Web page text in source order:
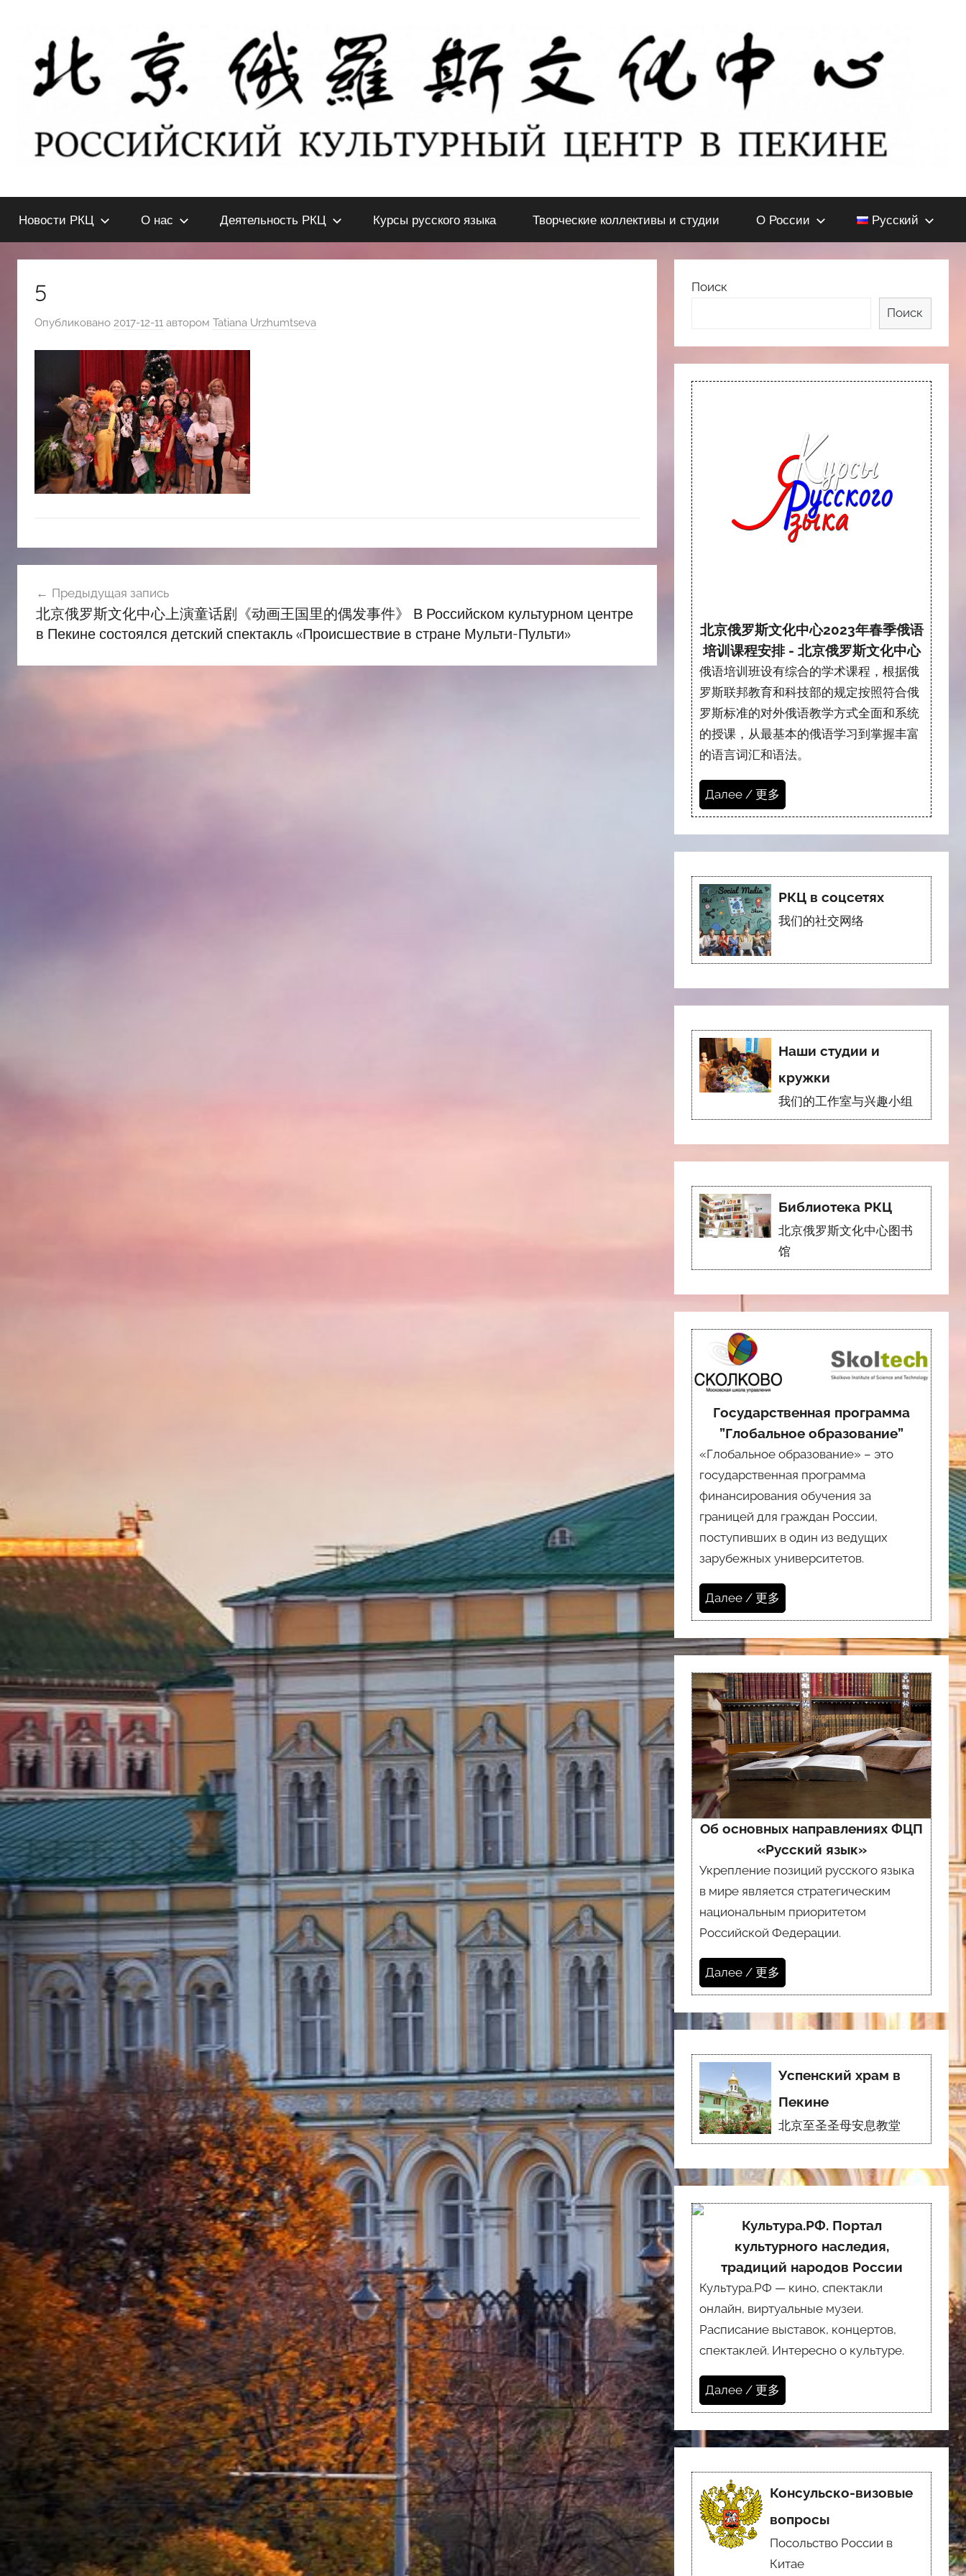
содержимому
北
京
罗
斯
化
中
КУЛЬТУРНЫЙ
ЦЕНТР
ПЕКИНЕ
Новости РКЦ О нас Деятельность РКЦ Курсы русского языка Творческие коллективы и студии О России Русский
5
Опубликовано 2017-12-11 автором Tatiana Urzhumtseva
по
записям
Предыдущая запись
北京俄罗斯文化中心上演童话剧《动画王国里的偶发事件》 В Российском культурном центре
в Пекине состоялся детский спектакль «Происшествие в стране Мульти-Пульти»
Поиск
Поиск
北京俄罗斯文化中心2023年春季俄语
培训课程安排 - 北京俄罗斯文化中心
俄语培训班设有综合的学术课程，根据俄
罗斯联邦教育和科技部的规定按照符合俄
罗斯标准的对外俄语教学方式全面和系统
的授课，从最基本的俄语学习到掌握丰富
的语言词汇和语法。
Далее / 更多
РКЦ в соцсетях
我们的社交网络
Наши студии и
кружки
我们的工作室与兴趣小组
Библиотека РКЦ
北京俄罗斯文化中心图书
馆
Государственная программа
”Глобальное образование”
«Глобальное образование» – это
государственная программа
финансирования обучения за
границей для граждан России,
поступивших в один из ведущих
зарубежных университетов.
Далее / 更多
Об основных направлениях ФЦП
«Русский язык»
Укрепление позиций русского языка
в мире является стратегическим
национальным приоритетом
Российской Федерации.
Далее / 更多
Успенский храм в
Пекине
北京至圣圣母安息教堂
Культура.РФ. Портал
культурного наследия,
традиций народов России
Культура.РФ — кино, спектакли
онлайн, виртуальные музеи.
Расписание выставок, концертов,
спектаклей. Интересно о культуре.
Далее / 更多
Консульско-визовые
вопросы
Посольство России в
Китае